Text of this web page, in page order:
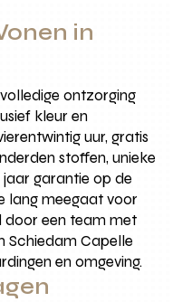
in
ontzorging
kleur en
uur, gratis
stoffen, unieke
garantie op de
lang meegaat voor
door een team met
Schiedam Capelle
en omgeving.